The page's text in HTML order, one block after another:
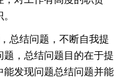
结问题，不断自我提
，总结问题目的在于提
发现问题总结问题并能